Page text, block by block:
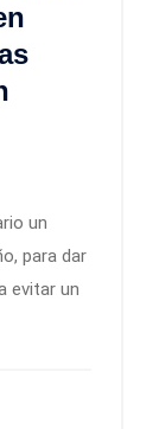
un
para dar
evitar un